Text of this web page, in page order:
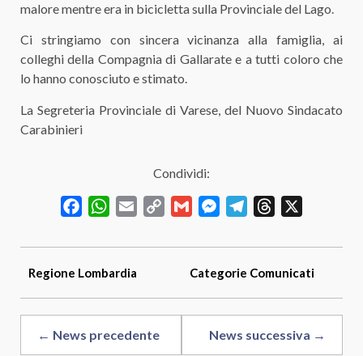
malore mentre era in bicicletta sulla Provinciale del Lago.
Ci stringiamo con sincera vicinanza alla famiglia, ai
colleghi della Compagnia di Gallarate e a tutti coloro che
lo hanno conosciuto e stimato.
La Segreteria Provinciale di Varese, del Nuovo Sindacato
Carabinieri
Condividi:
FacebookWhatsApp
Email
Copy
Gmail MessengerTelegramThreads
Regione Lombardia Categorie Comunicati
← News precedente News successiva →